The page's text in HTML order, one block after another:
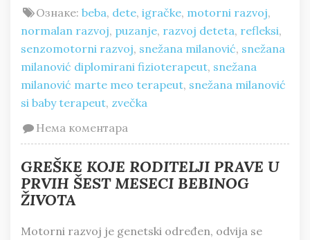
Ознаке:beba, dete,igračke, motorni razvoj,
normalan razvoj, puzanje, razvoj deteta, refleksi,
senzomotorni razvoj, snežana milanović, snežana
milanović diplomirani fizioterapeut, snežana
milanović marte meo terapeut, snežana milanović
si baby terapeut, zvečka
Нема коментара
GREŠKE KOJE RODITELJI PRAVE U
PRVIH ŠEST MESECI BEBINOG
ŽIVOTA
Motorni razvoj je genetski određen, odvija se